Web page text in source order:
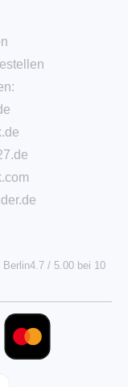
Berlin4.7/ 5.00bei 10